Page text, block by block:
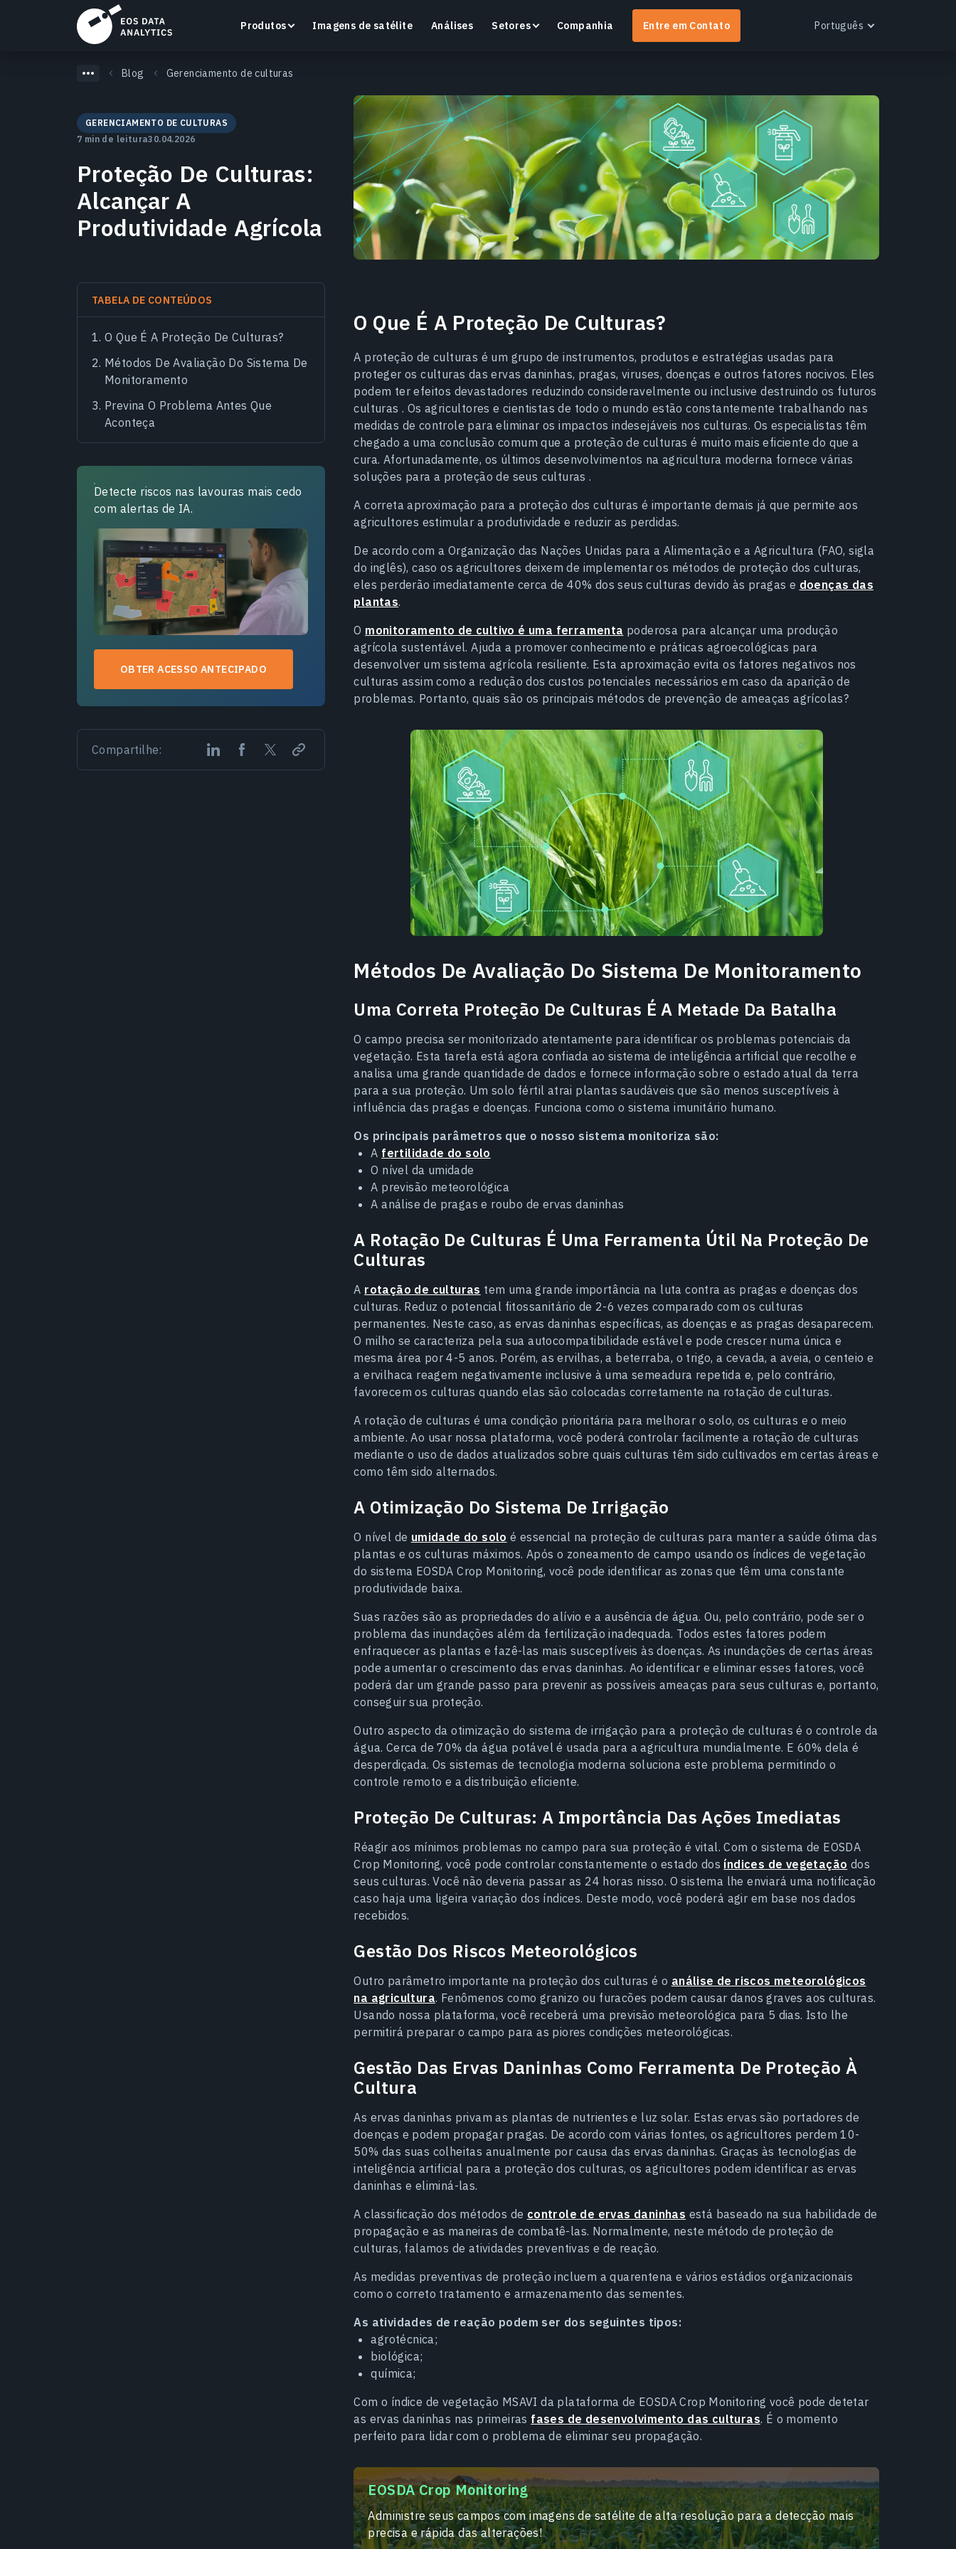
Produtos
Pesquise, visualize e analise imagens de satélite
diretamente no seu navegador.
Saiba mais
Crop Monitoring
Monitore a saúde das culturas e as condições dos
campos com uma plataforma inteligente de
agricultura de precisão.
Saiba mais
EOS RayVision
Obtenha relatórios analíticos personalizados com
visualização avançada para qualquer setor.
Saiba mais
Imagens de satélite Análises Setores Companhia Entre em Contato Português
Русский
Blog Gerenciamento de culturas
GERENCIAMENTO DE CULTURAS
7 min de leitura30.04.2026
Proteção De Culturas:
Alcançar A
Produtividade Agrícola
TABELA DE CONTEÚDOS
O Que É A Proteção De Culturas?
Métodos De Avaliação Do Sistema De
Monitoramento
Previna O Problema Antes Que
Aconteça
Detecte riscos nas lavouras mais cedo
com alertas de IA.
OBTER ACESSO ANTECIPADO
Compartilhe:
O Que É A Proteção De Culturas?
A proteção de culturas é um grupo de instrumentos, produtos e estratégias usadas para
proteger os culturas das ervas daninhas, pragas, viruses, doenças e outros fatores nocivos. Eles
podem ter efeitos devastadores reduzindo consideravelmente ou inclusive destruindo os futuros
culturas . Os agricultores e cientistas de todo o mundo estão constantemente trabalhando nas
medidas de controle para eliminar os impactos indesejáveis nos culturas. Os especialistas têm
chegado a uma conclusão comum que a proteção de culturasé muito mais eficiente do que a
cura. Afortunadamente, os últimos desenvolvimentos na agricultura moderna fornece várias
soluções para a proteção de seus culturas.
A correta aproximação para a proteção dos culturas é importante demais já que permite aos
agricultores estimular a produtividade e reduzir as perdidas.
De acordo com a Organização das Nações Unidas para a Alimentação e a Agricultura (FAO, sigla
do inglês), caso os agricultores deixem de implementar os métodos de proteção dos culturas,
eles perderão imediatamente cerca de 40% dos seus culturas devido às pragas e doenças das
plantas.
O monitoramento de cultivo é uma ferramenta poderosa para alcançar uma produção
agrícola sustentável. Ajuda a promover conhecimento e práticas agroecológicas para
desenvolver um sistema agrícola resiliente. Esta aproximação evita os fatores negativos nos
culturas assim como a redução dos custos potenciales necessários em caso da aparição de
problemas. Portanto, quais são os principais métodos de prevenção de ameaças agrícolas?
Métodos De Avaliação Do Sistema De Monitoramento
Uma Correta Proteção De Culturas É A Metade Da Batalha
O campo precisa ser monitorizado atentamente para identificar os problemas potenciais da
vegetação. Esta tarefa está agora confiada ao sistema de inteligência artificial que recolhe e
analisa uma grande quantidade de dados e fornece informação sobre o estado atual da terra
para a sua proteção. Um solo fértil atrai plantas saudáveis que são menos susceptíveis à
influência das pragas e doenças. Funciona como o sistema imunitário humano.
Os principais parâmetros que o nosso sistema monitoriza são:
A fertilidade do solo
O nível da umidade
A previsão meteorológica
A análise de pragas e roubo de ervas daninhas
A Rotação De Culturas É Uma Ferramenta Útil Na Proteção De
Culturas
A rotação de culturas tem uma grande importância na luta contra as pragas e doenças dos
culturas. Reduz o potencial fitossanitário de 2-6 vezes comparado com os culturas
permanentes. Neste caso, as ervas daninhas específicas, as doenças e as pragas desaparecem.
O milho se caracteriza pela sua autocompatibilidade estável e pode crescer numa única e
mesma área por 4-5 anos. Porém, as ervilhas, a beterraba, o trigo, a cevada, a aveia, o centeio e
a ervilhaca reagem negativamente inclusive à uma semeadura repetida e, pelo contrário,
favorecem os culturas quando elas são colocadas corretamente na rotação de culturas.
A rotação de culturas é uma condição prioritária para melhorar o solo, os culturas e o meio
ambiente. Ao usar nossa plataforma, você poderá controlar facilmente a rotação de culturas
mediante o uso de dados atualizados sobre quais culturas têm sido cultivados em certas áreas e
como têm sido alternados.
A Otimização Do Sistema De Irrigação
O nível de umidade do solo é essencial na proteção de culturas para manter a saúde ótima das
plantas e os culturas máximos. Após o zoneamento de campo usando os índices de vegetação
do sistema EOSDA Crop Monitoring, você pode identificar as zonas que têm uma constante
produtividade baixa.
Suas razões são as propriedades do alívio e a ausência de água. Ou, pelo contrário, pode ser o
problema das inundações além da fertilização inadequada. Todos estes fatores podem
enfraquecer as plantas e fazê-las mais susceptíveis às doenças. As inundações de certas áreas
pode aumentar o crescimento das ervas daninhas. Ao identificar e eliminar esses fatores, você
poderá dar um grande passo para prevenir as possíveis ameaças para seus culturas e, portanto,
conseguir sua proteção.
Outro aspecto da otimização do sistema de irrigação para a proteção de culturasé o controle da
água. Cerca de 70% da água potável é usada para a agricultura mundialmente. E 60% dela é
desperdiçada. Os sistemas de tecnologia moderna soluciona este problema permitindo o
controle remoto e a distribuição eficiente.
Proteção De Culturas: A Importância Das Ações Imediatas
Réagir aos mínimos problemas no campo para sua proteção é vital. Com o sistema de EOSDA
Crop Monitoring, você pode controlar constantemente o estado dos índices de vegetação dos
seus culturas. Você não deveria passar as 24 horas nisso. O sistema lhe enviará uma notificação
caso haja uma ligeira variação dos índices. Deste modo, você poderá agir em base nos dados
recebidos.
Gestão Dos Riscos Meteorológicos
Outro parâmetro importante na proteção dos culturas é o análise de riscos meteorológicos
na agricultura. Fenômenos como granizo ou furacões podem causar danos graves aos culturas.
Usando nossa plataforma, você receberá uma previsão meteorológica para 5 dias. Isto lhe
permitirá preparar o campo para as piores condições meteorológicas.
Gestão Das Ervas Daninhas Como Ferramenta De Proteção À
Cultura
As ervas daninhas privam as plantas de nutrientes e luz solar. Estas ervas são portadores de
doenças e podem propagar pragas. De acordo com várias fontes, os agricultores perdem 10-
50% das suas colheitas anualmente por causa das ervas daninhas. Graças às tecnologias de
inteligência artificial para a proteção dos culturas, os agricultores podem identificar as ervas
daninhas e eliminá-las.
A classificação dos métodos de controle de ervas daninhas está baseado na sua habilidade de
propagação e as maneiras de combatê-las. Normalmente, neste método de proteção de
culturas, falamos de atividades preventivas e de reação.
As medidas preventivas de proteção incluem a quarentena e vários estádios organizacionais
como o correto tratamento e armazenamento das sementes.
As atividades de reação podem ser dos seguintes tipos:
agrotécnica;
biológica;
química;
Com o índice de vegetação MSAVI da plataforma de EOSDA Crop Monitoring você pode detetar
as ervas daninhas nas primeiras fases de desenvolvimento das culturas. É o momento
perfeito para lidar com o problema de eliminar seu propagação.
EOSDA Crop Monitoring
Administre seus campos com imagens de satélite de alta resolução para a detecção mais
precisa e rápida das alterações!